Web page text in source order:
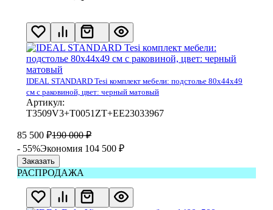
IDEAL STANDARD Tesi комплект мебели: подстолье 80x44x49
см с раковиной, цвет: черный матовый
Артикул:
T3509V3+T0051ZT+EE23033967
85 500 ₽190 000 ₽
- 55%Экономия 104 500 ₽
Заказать
РАСПРОДАЖА